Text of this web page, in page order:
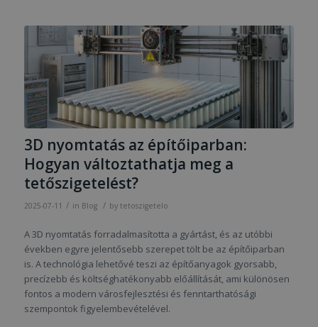
3D nyomtatás az építőiparban:
Hogyan változtathatja meg a
tetőszigetelést?
2025-07-11 / in Blog / by tetoszigetelo
A 3D nyomtatás forradalmasította a gyártást, és az utóbbi
években egyre jelentősebb szerepet tölt be az építőiparban
is. A technológia lehetővé teszi az építőanyagok gyorsabb,
precízebb és költséghatékonyabb előállítását, ami különösen
fontos a modern városfejlesztési és fenntarthatósági
szempontok figyelembevételével.